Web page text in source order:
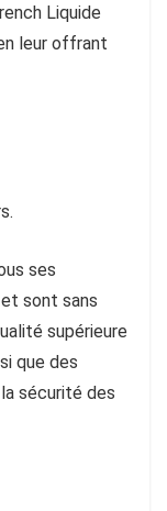
Liquide
leur offrant
ses
sont sans
supérieure
que des
sécurité des